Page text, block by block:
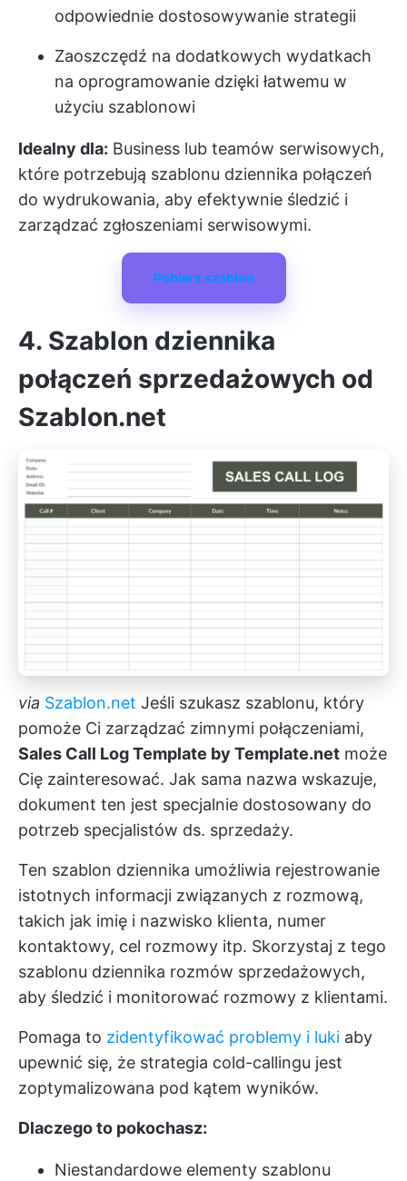
odpowiednie dostosowywanie strategii
Zaoszczędź na dodatkowych wydatkach
na oprogramowanie dzięki łatwemu w
użyciu szablonowi
Idealny dla: Business lub teamów serwisowych,
które potrzebują szablonu dziennika połączeń
do wydrukowania, aby efektywnie śledzić i
zarządzać zgłoszeniami serwisowymi.
Pobierz szablon
4. Szablon dziennika
połączeń sprzedażowych od
Szablon.net
via Szablon.net Jeśli szukasz szablonu, który
pomoże Ci zarządzać zimnymi połączeniami,
Sales Call Log Template by Template.net może
Cię zainteresować. Jak sama nazwa wskazuje,
dokument ten jest specjalnie dostosowany do
potrzeb specjalistów ds. sprzedaży.
Ten szablon dziennika umożliwia rejestrowanie
istotnych informacji związanych z rozmową,
takich jak imię i nazwisko klienta, numer
kontaktowy, cel rozmowy itp. Skorzystaj z tego
szablonu dziennika rozmów sprzedażowych,
aby śledzić i monitorować rozmowy z klientami.
Pomaga to zidentyfikować problemy i luki aby
upewnić się, że strategia cold-callingu jest
zoptymalizowana pod kątem wyników.
Dlaczego to pokochasz:
Niestandardowe elementy szablonu